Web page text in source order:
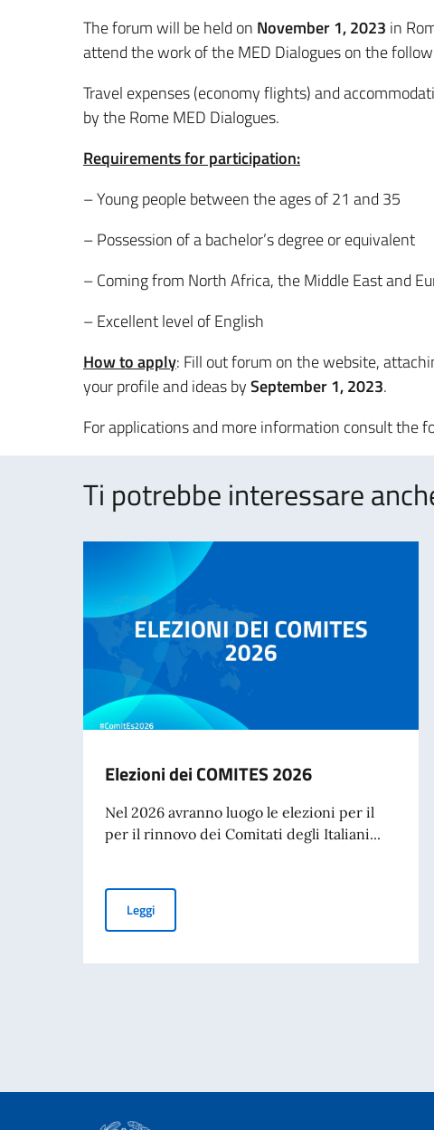
The forum will be held on November 1, 2023 in
attend the work of the MED Dialogues on the
Travel expenses (economy flights) and
by the Rome MED Dialogues.
Requirements for participation:
– Young people between the ages of 21 and 35
– Possession of a bachelor’s degree or equivalent
– Coming from North Africa, the Middle East and
– Excellent level of English
How to apply: Fill out forum on the website,
your profile and ideas bySeptember 1, 2023.
For applications and more information consult the
Ti potrebbe interessare
Elezioni dei COMITES 2026
Nel 2026 avranno luogo le elezioni per il
per il rinnovo dei Comitati degli Italiani...
LeggiElezioni dei COMITES 2026